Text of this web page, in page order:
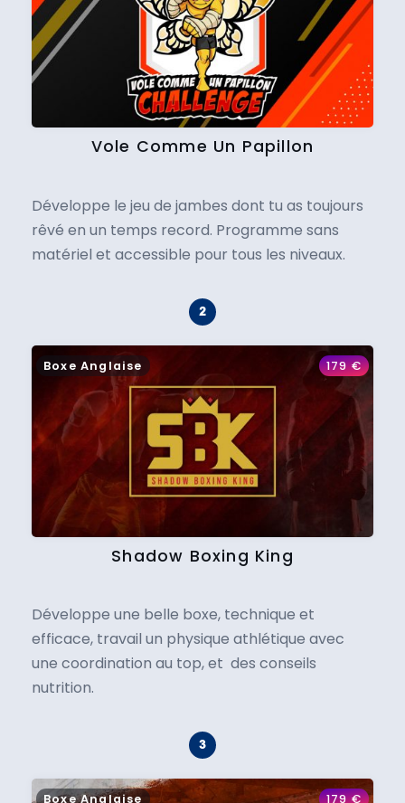
Vole Comme Un Papillon
Développe le jeu de jambes dont tu as toujours
rêvé en un temps record. Programme sans
matériel et accessible pour tous les niveaux.
Boxe Anglaise 179€
Shadow Boxing King
Développe une belle boxe, technique et
efficace, travail un physique athlétique avec
une coordination au top, et des conseils
nutrition.
Boxe Anglaise 179€